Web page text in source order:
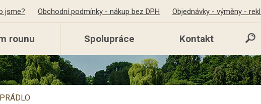
jsme? Obchodní podmínky - nákup bez DPH Objednávky - výměny -
rounu Spolupráce Kontakt